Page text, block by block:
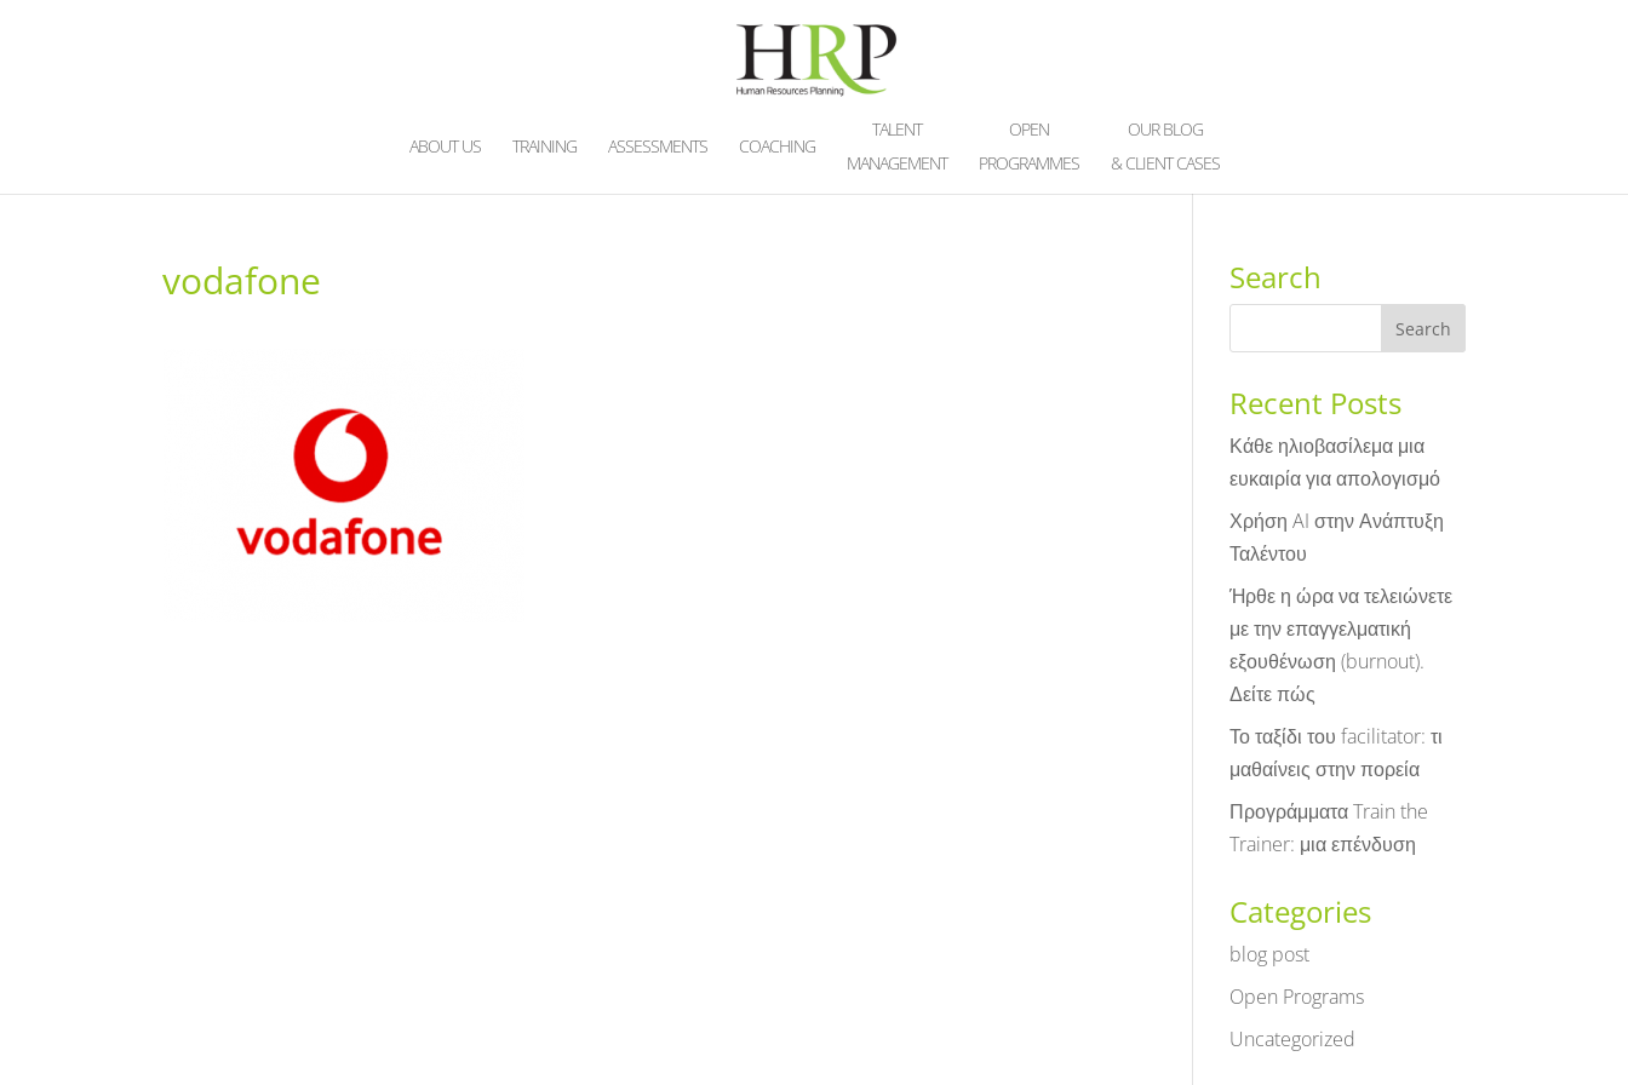
ABOUT US TRAINING ASSESSMENTS COACHING
TALENT
MANAGEMENT
OPEN
PROGRAMMES
OUR BLOG
& CLIENT CASES
vodafone Search
Recent Posts
Κάθε ηλιοβασίλεμα μια
ευκαιρία για απολογισμό
Χρήση AI στην Ανάπτυξη
Ταλέντου
Ήρθε η ώρα να τελειώνετε
με την επαγγελματική
εξουθένωση (burnout).
Δείτε πώς
Το ταξίδι του facilitator: τι
μαθαίνεις στην πορεία
Προγράμματα Train the
Trainer: μια επένδυση
Categories
blog post
Open Programs
Uncategorized